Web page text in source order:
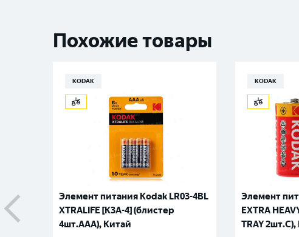
Похожие товары
KODAK
Элемент питания Kodak LR03-4BL
XTRALIFE [K3A-4] (блистер
4шт.AАА), Китай
KODAK
Элемент
EXTRA
TRAY